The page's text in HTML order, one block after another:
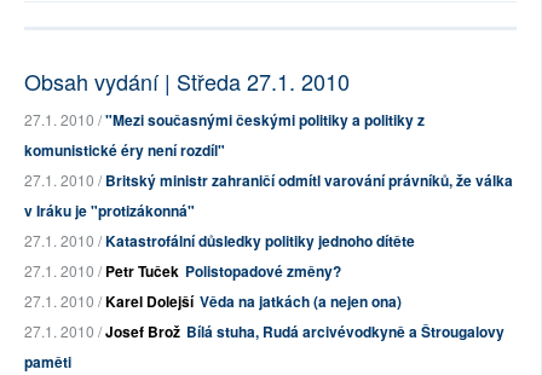
Obsah vydání | Středa 27.1. 2010
27.1. 2010 /"Mezi současnými českými politiky a politiky z
komunistické éry není rozdíl"
27.1. 2010 /Britský ministr zahraničí odmítl varování právníků, že válka
v Iráku je "protizákonná"
27.1. 2010 /Katastrofální důsledky politiky jednoho dítěte
27.1. 2010 /Petr Tuček Polistopadové změny?
27.1. 2010 /Karel Dolejší Věda na jatkách (a nejen ona)
27.1. 2010 /Josef Brož Bílá stuha, Rudá arcivévodkyně a Štrougalovy
paměti